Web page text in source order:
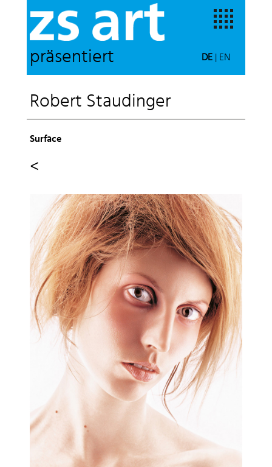
präsentiert DE|EN
Robert Staudinger
Surface
<